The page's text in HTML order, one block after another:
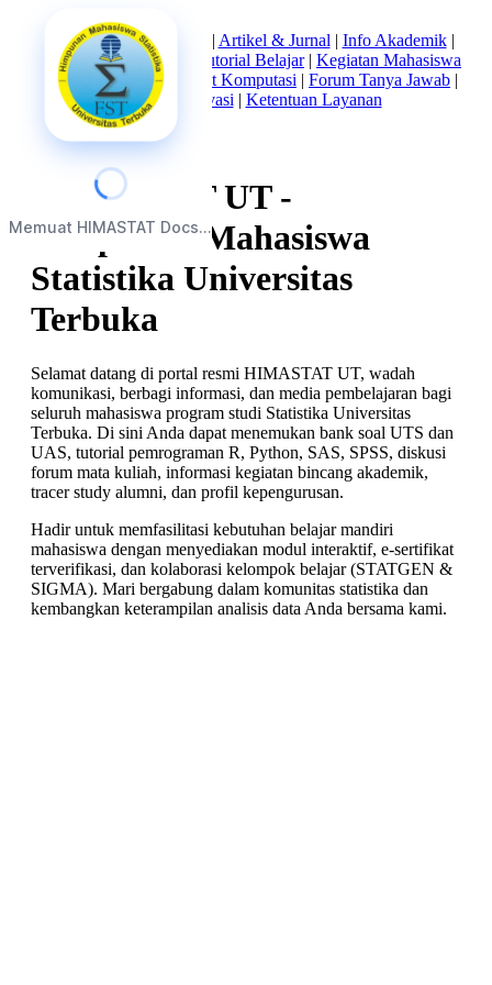
Memuat HIMASTAT Docs...
Beranda|Tentang Kami | Artikel & Jurnal | Info Akademik|
Mata Kuliah Statistika
Tutorial Belajar| Kegiatan Mahasiswa
Struktur Himpunan Alat Komputasi | Forum Tanya Jawab |
Kebijakan Privasi | Ketentuan Layanan
HIMASTAT UT -
Himpunan Mahasiswa
Statistika Universitas
Terbuka
Selamat datang di portal resmi HIMASTAT UT, wadah
komunikasi, berbagi informasi, dan media pembelajaran bagi
seluruh mahasiswa program studi Statistika Universitas
Terbuka. Di sini Anda dapat menemukan bank soal UTS dan
UAS, tutorial pemrograman R, Python, SAS, SPSS, diskusi
forum mata kuliah, informasi kegiatan bincang akademik,
tracer study alumni, dan profil kepengurusan.
Hadir untuk memfasilitasi kebutuhan belajar mandiri
mahasiswa dengan menyediakan modul interaktif, e-sertifikat
terverifikasi, dan kolaborasi kelompok belajar (STATGEN &
SIGMA). Mari bergabung dalam komunitas statistika dan
kembangkan keterampilan analisis data Anda bersama kami.